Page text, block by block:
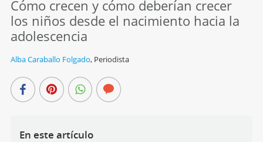
Cómo crecen y cómo deberían crecer
los niños desde el nacimiento hacia la
adolescencia
Alba Caraballo Folgado, Periodista
En este artículo